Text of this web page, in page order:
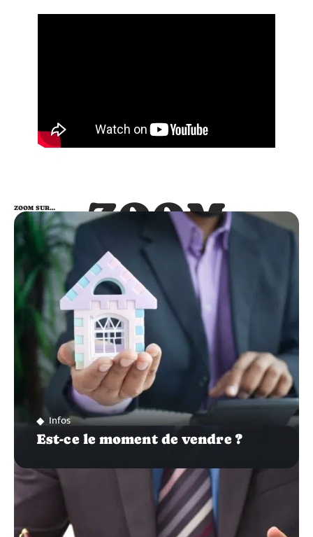
ZOOM
SUR…
ZOOM SUR…
Infos
Est-ce le moment de vendre ?